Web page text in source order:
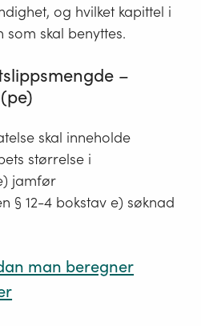
kun slipper ut gråvann,
dersom det er innlagt
ikke påslipp til offentlig
Forurensningsforskriften
og hvilket kapittel i
skal benyttes.
–
skal inneholde
størrelse i
jamfør
§ 12-4 bokstav e) søknad
man beregner